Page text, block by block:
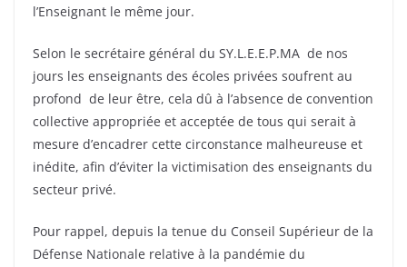
l’Enseignant le même jour.
Selon le secrétaire général du SY.L.E.E.P.MA de nos
jours les enseignants des écoles privées soufrent au
profond de leur être, cela dû à l’absence de convention
collective appropriée et acceptée de tous qui serait à
mesure d’encadrer cette circonstance malheureuse et
inédite, afin d’éviter la victimisation des enseignants du
secteur privé.
Pour rappel, depuis la tenue du Conseil Supérieur de la
Défense Nationale relative à la pandémie du